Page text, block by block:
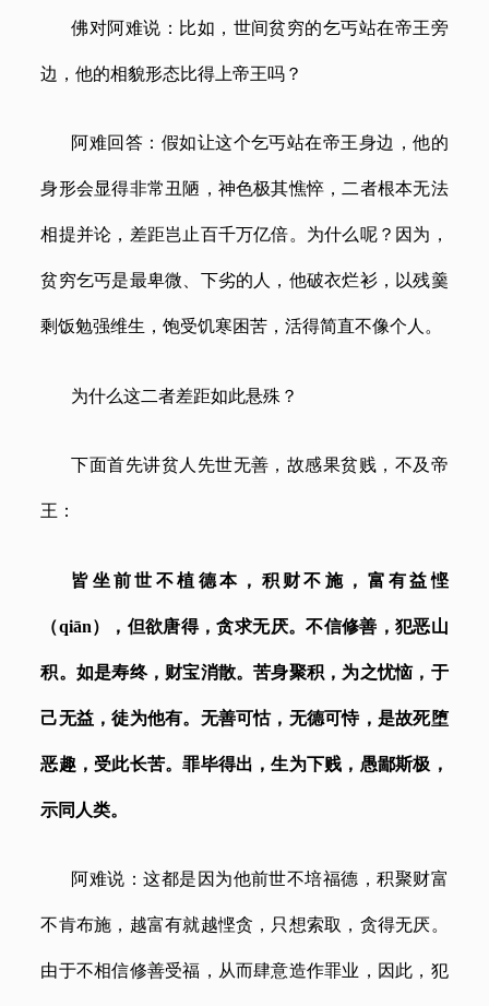
佛对阿难说：比如，世间贫穷的乞丐站在帝王旁
边，他的相貌形态比得上帝王吗？
阿难回答：假如让这个乞丐站在帝王身边，他的
身形会显得非常丑陋，神色极其憔悴，二者根本无法
相提并论，差距岂止百千万亿倍。为什么呢？因为，
贫穷乞丐是最卑微、下劣的人，他破衣烂衫，以残羹
剩饭勉强维生，饱受饥寒困苦，活得简直不像个人。
为什么这二者差距如此悬殊？
下面首先讲贫人先世无善，故感果贫贱，不及帝
王：
皆坐前世不植德本，积财不施，富有益悭
（qiān） ，但欲唐得，贪求无厌。不信修善，犯恶山
积。如是寿终，财宝消散。苦身聚积，为之忧恼，于
己无益，徒为他有。无善可怙，无德可恃，是故死堕
恶趣，受此长苦。罪毕得出，生为下贱，愚鄙斯极，
示同人类。
阿难说：这都是因为他前世不培福德，积聚财富
不肯布施，越富有就越悭贪，只想索取，贪得无厌。
由于不相信修善受福，从而肆意造作罪业，因此，犯